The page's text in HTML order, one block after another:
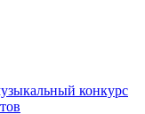
конкурс